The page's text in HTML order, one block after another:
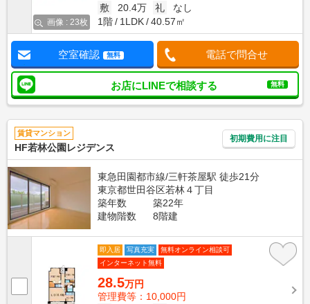
画像 : 23枚
敷
20.4万 礼
なし
1階
1LDK 40.57㎡
空室確認 無料 電話で問合せ
お店にLINEで相談する 無料
賃貸マンション
HF若林公園レジデンス
初期費用に注目
東急田園都市線/三軒茶屋駅 徒歩21分
東京都世田谷区若林４丁目
築年数
築22年
建物階数
8階建
即入居 写真充実
無料オンライン相談可
インターネット無料
28.5万円
管理費等：10,000円